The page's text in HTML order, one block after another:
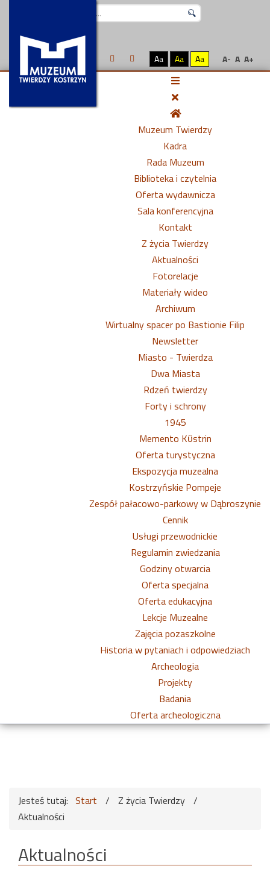
Aa Aa Aa A- A A+
Muzeum Twierdzy
Kadra
Rada Muzeum
Biblioteka i czytelnia
Oferta wydawnicza
Sala konferencyjna
Kontakt
Z życia Twierdzy
Aktualności
Fotorelacje
Materiały wideo
Archiwum
Wirtualny spacer po Bastionie Filip
Newsletter
Miasto - Twierdza
Dwa Miasta
Rdzeń twierdzy
Forty i schrony
1945
Memento Kϋstrin
Oferta turystyczna
Ekspozycja muzealna
Kostrzyńskie Pompeje
Zespół pałacowo-parkowy w Dąbroszynie
Cennik
Usługi przewodnickie
Regulamin zwiedzania
Godziny otwarcia
Oferta specjalna
Oferta edukacyjna
Lekcje Muzealne
Zajęcia pozaszkolne
Historia w pytaniach i odpowiedziach
Archeologia
Projekty
Badania
Oferta archeologiczna
Jesteś tutaj: Start / Z życia Twierdzy /
Aktualności
Aktualności